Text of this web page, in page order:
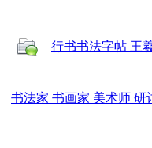
行书书法字帖 王
书法家 书画家 美术师 研